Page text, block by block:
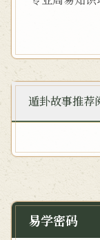
遁卦故事推荐
易学密码